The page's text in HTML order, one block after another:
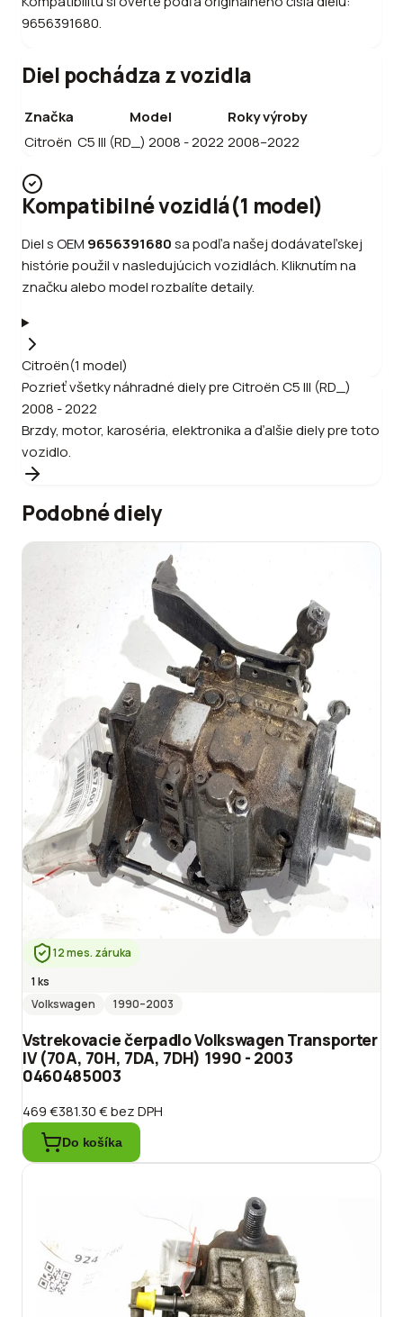
9656391680.
Diel pochádza z vozidla
Značka Model
Roky výroby
Citroën C5 III (RD_) 2008 - 2022 2008–2022
Kompatibilné vozidlá(1 model)
Diel s OEM 9656391680sa podľa našej dodávateľskej
histórie použil v nasledujúcich vozidlách. Kliknutím na
značku alebo model rozbalíte detaily.
Citroën(1 model)
Pozrieť všetky náhradné diely preCitroënC5 III (RD_)
2008 - 2022
Brzdy, motor, karoséria, elektronika a ďalšie diely pre toto
vozidlo.
Podobné diely
12 mes. záruka
1 ks
Volkswagen
1990–2003
Vstrekovacie čerpadlo Volkswagen Transporter
IV (70A, 70H, 7DA, 7DH) 1990 - 2003
0460485003
469 €381.30 €bez DPH
Do košíka